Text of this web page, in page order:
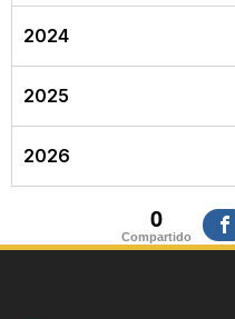
2024
2025
2026
0
Compartido